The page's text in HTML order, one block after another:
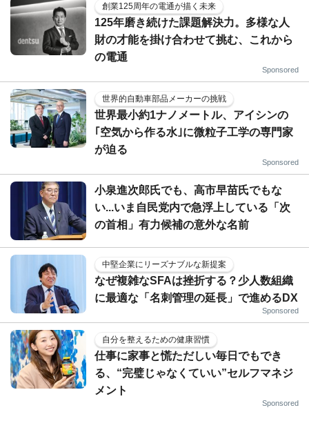
創業125周年の電通が描く未来
125年磨き続けた課題解決力。多様な人
財の才能を掛け合わせて挑む、これから
の電通
Sponsored
世界的自動車部品メーカーの挑戦
世界最小約1ナノメートル、アイシンの
｢空気から作る水｣に微粒子工学の専門家
が迫る
Sponsored
小泉進次郎氏でも、高市早苗氏でもな
い...いま自民党内で急浮上している「次
の首相」有力候補の意外な名前
中堅企業にリーズナブルな新提案
なぜ複雑なSFAは挫折する？少人数組織
に最適な「名刺管理の延長」で進めるDX
Sponsored
自分を整えるための健康習慣
仕事に家事と慌ただしい毎日でもでき
る、“完璧じゃなくていい”セルフマネジ
メント
Sponsored